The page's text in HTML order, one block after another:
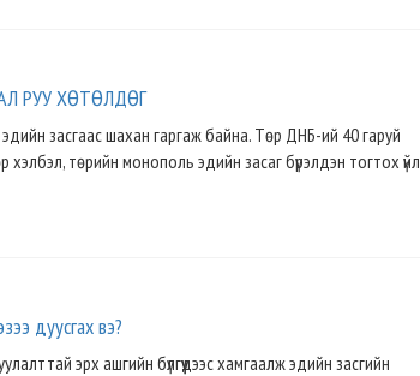
РУУ ХӨТӨЛДӨГ
засгаас шахан гаргаж байна. Төр ДНБ-ий 40 гаруй
төрийн монополь эдийн засаг бүрэлдэн тогтох үйл
дуусгах вэ?
эрх ашгийн бүлгүүдээс хамгаалж эдийн засгийн